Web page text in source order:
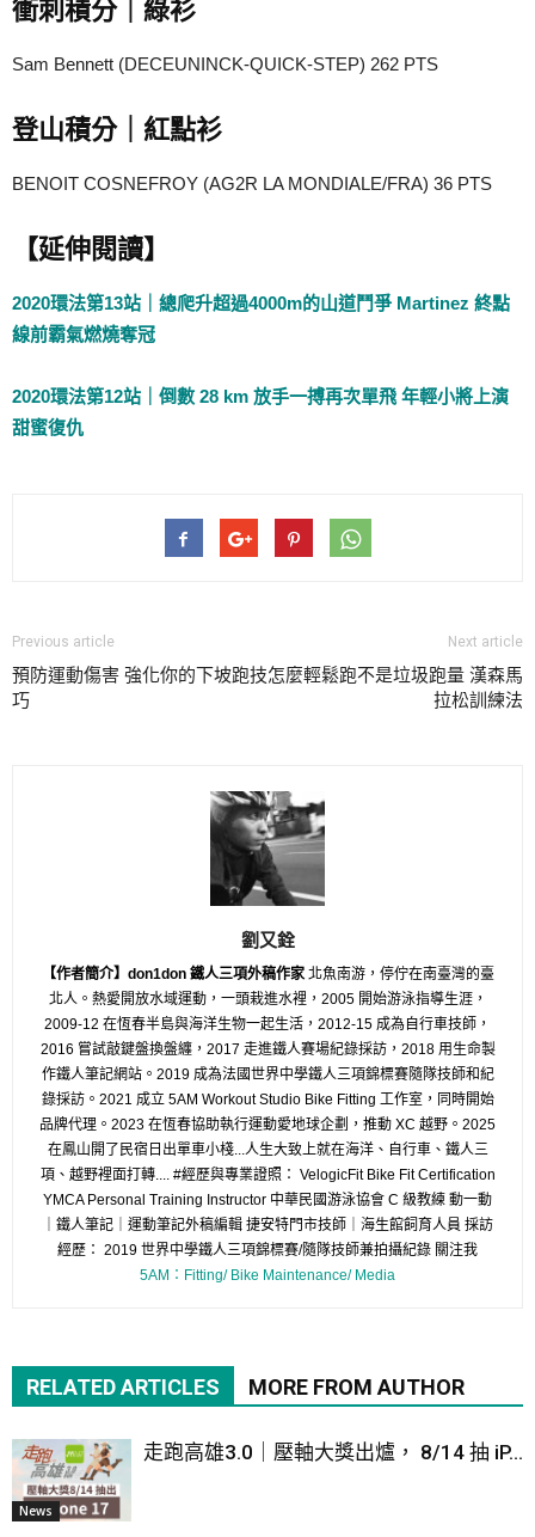
衝刺積分｜綠衫
Sam Bennett (DECEUNINCK-QUICK-STEP) 262 PTS
登山積分｜紅點衫
BENOIT COSNEFROY (AG2R LA MONDIALE/FRA) 36 PTS
【延伸閱讀】
2020環法第13站｜總爬升超過4000m的山道鬥爭 Martinez 終點
線前霸氣燃燒奪冠
2020環法第12站｜倒數 28 km 放手一搏再次單飛 年輕小將上演
甜蜜復仇
Previous article
預防運動傷害 強化你的下坡跑技
巧
Next article
怎麼輕鬆跑不是垃圾跑量 漢森馬
拉松訓練法
劉又銓
【作者簡介】don1don 鐵人三項外稿作家北魚南游，停佇在南臺灣的臺
北人。熱愛開放水域運動，一頭栽進水裡，2005 開始游泳指導生涯，
2009-12 在恆春半島與海洋生物一起生活，2012-15 成為自行車技師，
2016 嘗試敲鍵盤換盤纏，2017 走進鐵人賽場紀錄採訪，2018 用生命製
作鐵人筆記網站。2019 成為法國世界中學鐵人三項錦標賽隨隊技師和紀
錄採訪。2021 成立 5AM Workout Studio Bike Fitting 工作室，同時開始
品牌代理。2023 在恆春協助執行運動愛地球企劃，推動 XC 越野。2025
在鳳山開了民宿日出單車小棧...人生大致上就在海洋、自行車、鐵人三
項、越野裡面打轉.... #經歷與專業證照： VelogicFit Bike Fit Certification
YMCA Personal Training Instructor 中華民國游泳協會 C 級教練 動一動
｜鐵人筆記｜運動筆記外稿編輯 捷安特門市技師｜海生館飼育人員 採訪
經歷： 2019 世界中學鐵人三項錦標賽/隨隊技師兼拍攝紀錄 關注我
5AM：Fitting/ Bike Maintenance/ Media
RELATED ARTICLES MORE FROM AUTHOR
News
走跑高雄3.0｜壓軸大獎出爐， 8/14 抽 iP...